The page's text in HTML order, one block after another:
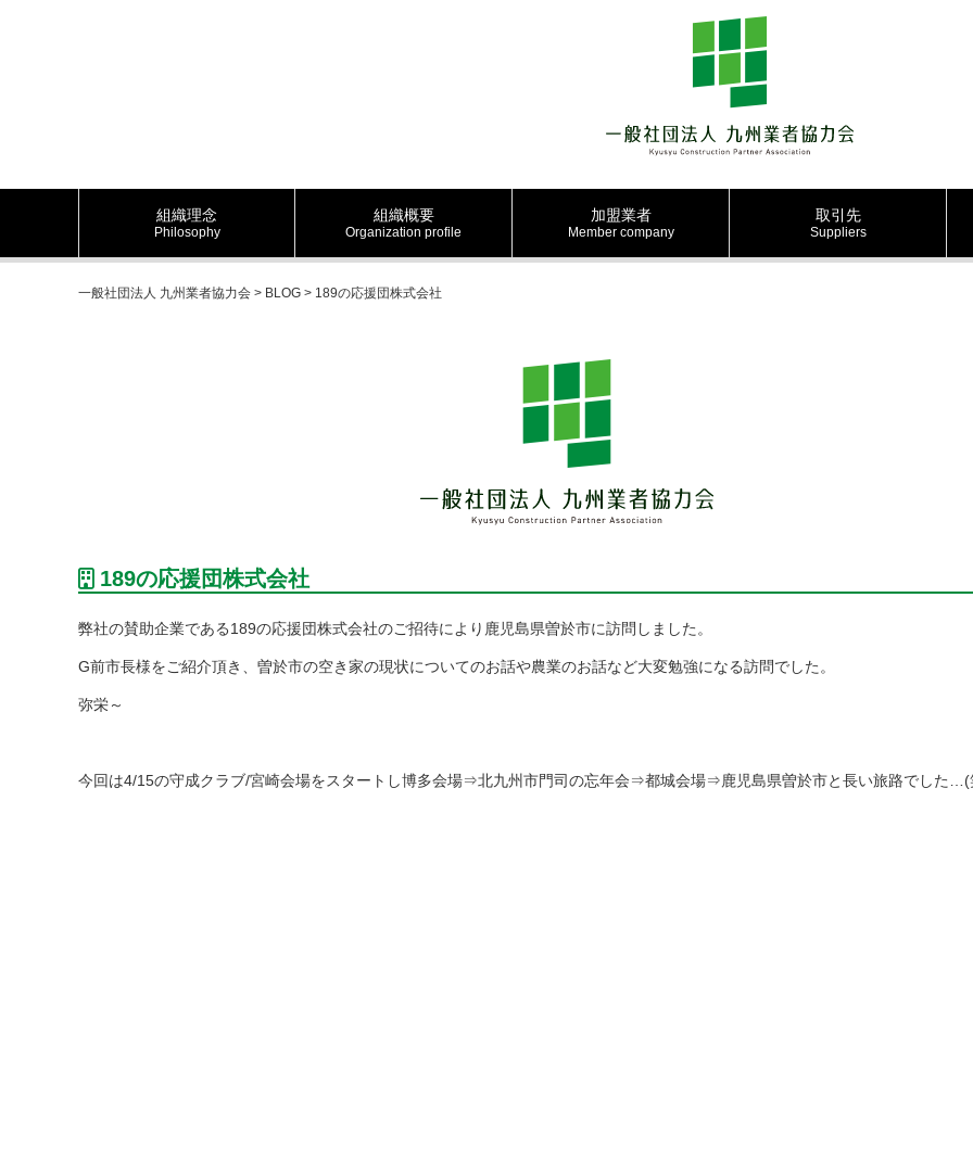
組織理念
Philosophy
組織概要
Organization profile
加盟業者
Member company
取引先
Suppliers
一般社団法人 九州業者協力会 > BLOG > 189の応援団株式会社
189の応援団株式会社
弊社の賛助企業である189の応援団株式会社のご招待により鹿児島県曽於市に訪問しました。
G前市長様をご紹介頂き、曽於市の空き家の現状についてのお話や農業のお話など大変勉強になる訪問でした。
弥栄～
今回は4/15の守成クラブ/宮崎会場をスタートし博多会場⇒北九州市門司の忘年会⇒都城会場⇒鹿児島県曽於市と長い旅路でした…(